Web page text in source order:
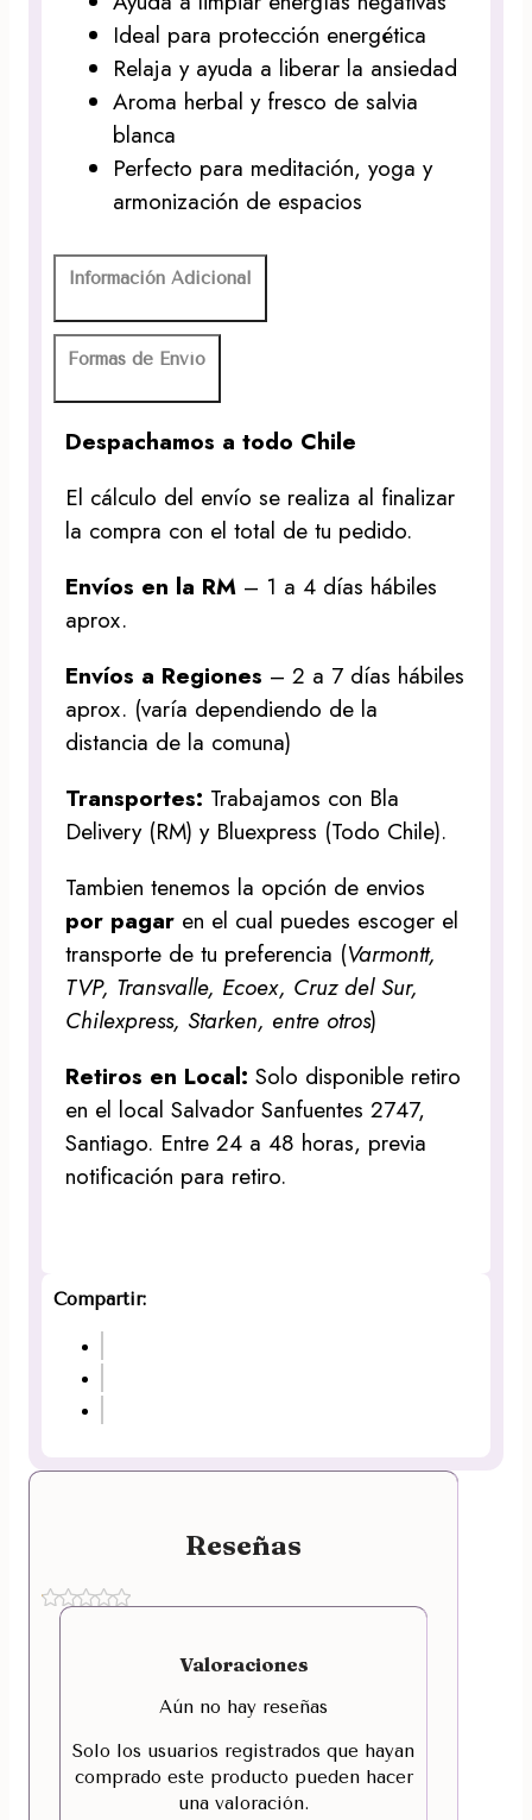
Ideal para protección energética
Relaja y ayuda a liberar la ansiedad
Aroma herbal y fresco de salvia
blanca
Perfecto para meditación, yoga y
armonización de espacios
Información Adicional
Formas de Envío
Despachamos a todo Chile
El cálculo del envío se realiza al finalizar
la compra con el total de tu pedido.
Envíos en la RM – 1 a 4 días hábiles
aprox.
Envíos a Regiones – 2 a 7 días hábiles
aprox. (varía dependiendo de la
distancia de la comuna)
Transportes: Trabajamos con Bla
Delivery (RM) y Bluexpress (Todo Chile).
Tambien tenemos la opción de envios
por pagar en el cual puedes escoger el
transporte de tu preferencia (Varmontt,
TVP, Transvalle, Ecoex, Cruz del Sur,
Chilexpress, Starken, entre otros)
Retiros en Local:Solo disponible retiro
en el local Salvador Sanfuentes 2747,
Santiago. Entre 24 a 48 horas, previa
notificación para retiro.
Compartir:
Reseñas
Valoraciones
Aún no hay reseñas
Solo los usuarios registrados que hayan
comprado este producto pueden hacer
una valoración.